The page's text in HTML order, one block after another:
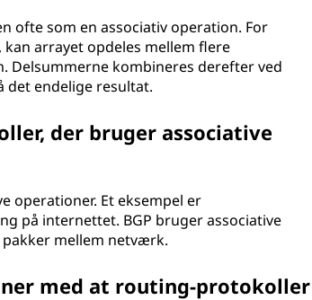
ofte som en associativ operation. For
arrayet opdeles mellem flere
Delsummerne kombineres derefter ved
endelige resultat.
der bruger associative
operationer. Et eksempel er
på internettet. BGP bruger associative
mellem netværk.
med at routing-protokoller